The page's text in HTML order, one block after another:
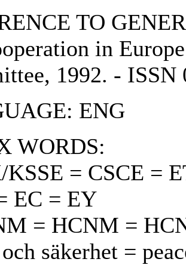
TO
in
1992. - ISSN
ENG
WORDS:
KSSE = CSCE =
EC = EY
= HCNM =
säkerhet =